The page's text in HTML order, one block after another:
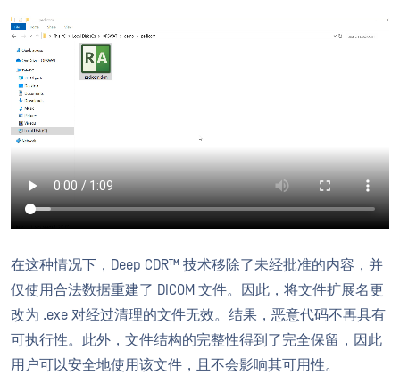
在这种情况下，Deep CDR™ 技术移除了未经批准的内容，并
仅使用合法数据重建了 DICOM 文件。因此，将文件扩展名更
改为 .exe 对经过清理的文件无效。结果，恶意代码不再具有
可执行性。此外，文件结构的完整性得到了完全保留，因此
用户可以安全地使用该文件，且不会影响其可用性。